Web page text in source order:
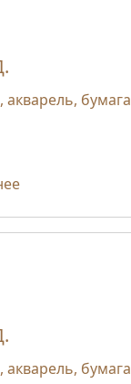
бумага
бумага